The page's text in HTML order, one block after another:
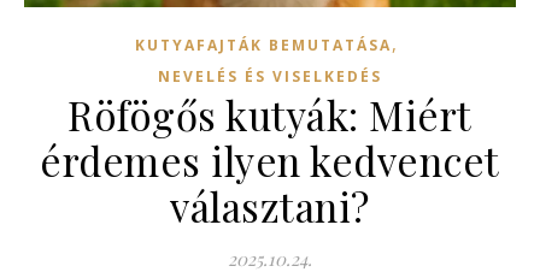
KUTYAFAJTÁK BEMUTATÁSA,
NEVELÉS ÉS VISELKEDÉS
Röfögős kutyák: Miért
érdemes ilyen kedvencet
választani?
2025.10.24.